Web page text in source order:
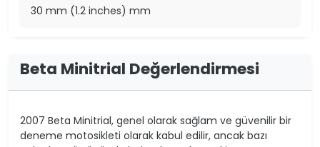
30 mm (1.2 inches) mm
Beta Minitrial Değerlendirmesi
2007 Beta Minitrial, genel olarak sağlam ve güvenilir bir
deneme motosikleti olarak kabul edilir, ancak bazı